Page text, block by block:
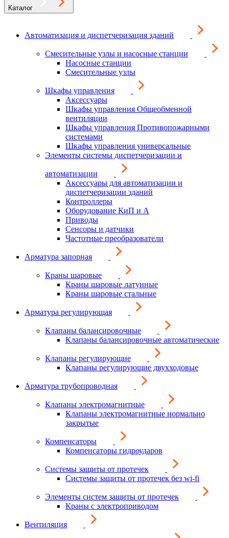
Каталог
Автоматизация и диспетчеризация зданий
Смесительные узлы и насосные станции
Насосные станции
Смесительные узлы
Шкафы управления
Аксессуары
Шкафы управления Общеобменной
вентиляции
Шкафы управления Противопожарными
системами
Шкафы управления универсальные
Элементы системы диспетчеризации и
автоматизации
Аксессуары для автоматизации и
диспетчеризации зданий
Контроллеры
Оборудование КиП и А
Приводы
Сенсоры и датчики
Частотные преобразователи
Арматура запорная
Краны шаровые
Краны шаровые латунные
Краны шаровые стальные
Арматура регулирующая
Клапаны балансировочные
Клапаны балансировочные автоматические
Клапаны регулирующие
Клапаны регулирующие двухходовые
Арматура трубопроводная
Клапаны электромагнитные
Клапаны электромагнитные нормально
закрытые
Компенсаторы
Компенсаторы гидроударов
Системы защиты от протечек
Системы защиты от протечек без wi-fi
Элементы систем защиты от протечек
Краны с электроприводом
Вентиляция